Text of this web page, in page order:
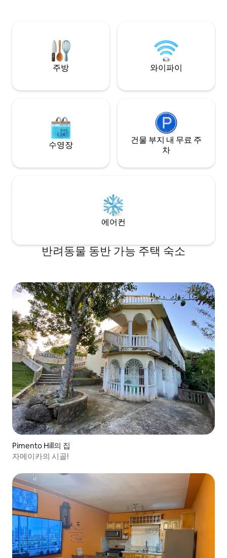
(자세한 내용은 문의하세요).
주방 와이파이
수영장
건물 부지 내 무료 주
차
에어컨
반려동물 동반 가능 주택 숙소
Pimento Hill의 집
자메이카의 시골!